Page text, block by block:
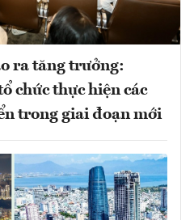
ra tăng trưởng:
chức thực hiện các
trong giai đoạn mới